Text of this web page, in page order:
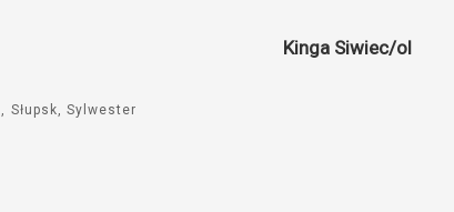
Kinga Siwiec/ol
Słupsk Sylwester